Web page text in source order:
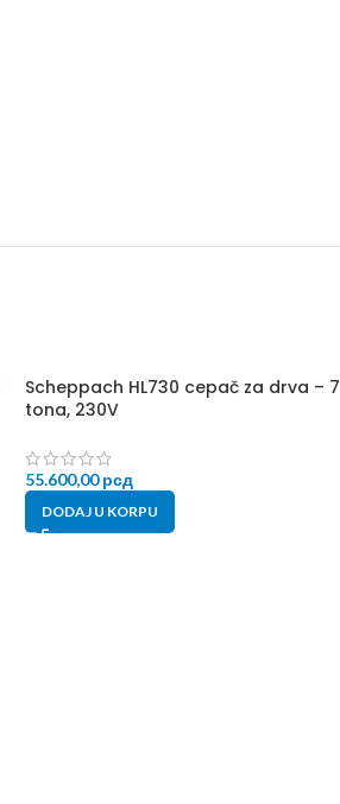
Scheppach HL730 cepač za drva – 7
tona, 230V
55.600,00рсд
DODAJ U KORPU